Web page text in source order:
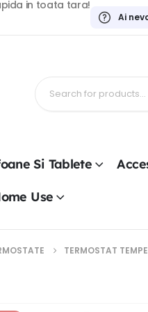
in toata tara!
Ai
Si Tablete
Use
TERMOSTAT